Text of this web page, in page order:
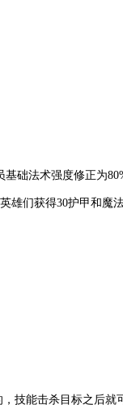
基础法术强度修正为
雄们获得30护甲和魔
技能击杀目标之后